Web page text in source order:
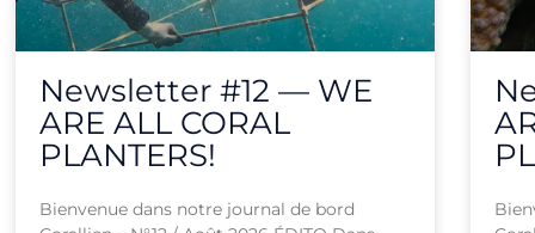
Newsletter #12 — WE
ARE ALL CORAL
PLANTERS!
Bienvenue dans notre journal de bord